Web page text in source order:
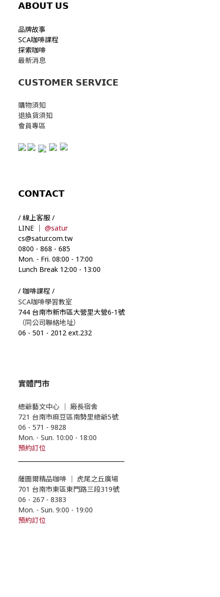
𝗔𝗕𝗢𝗨𝗧 𝗨𝗦
品牌故事
SCA咖啡課程
探索咖啡
最新消息
𝗖𝗨𝗦𝗧𝗢𝗠𝗘𝗥 𝗦𝗘𝗥𝗩𝗜𝗖𝗘
購物須知
退換貨須知
會員專區
𝗖𝗢𝗡𝗧𝗔𝗖𝗧
/ 線上客服 /
LINE ｜ @satur
cs@satur.com.tw
0800 - 868 - 685
Mon. - Fri. 08:00 - 17:00
Lunch Break 12:00 - 13:00
/ 咖啡課程 /
SCA咖啡學習教室
744 台南市新市區大營里大營6-1號
（同公司聯絡地址）
06 - 501 - 2012 ext.232
實體門市
總爺藝文中心 ｜ 廠長宿舍
721 台南市麻豆區南勢里總爺5號
06 - 571 - 9828
Mon. - Sun. 10:00 - 18:00
預約訂位
薩圖爾精品咖啡 ｜ 虎尾之丘廣場
701 台南市東區東門路三段319號
06 - 267 - 8383
Mon. - Sun. 9:00 - 19:00
預約訂位